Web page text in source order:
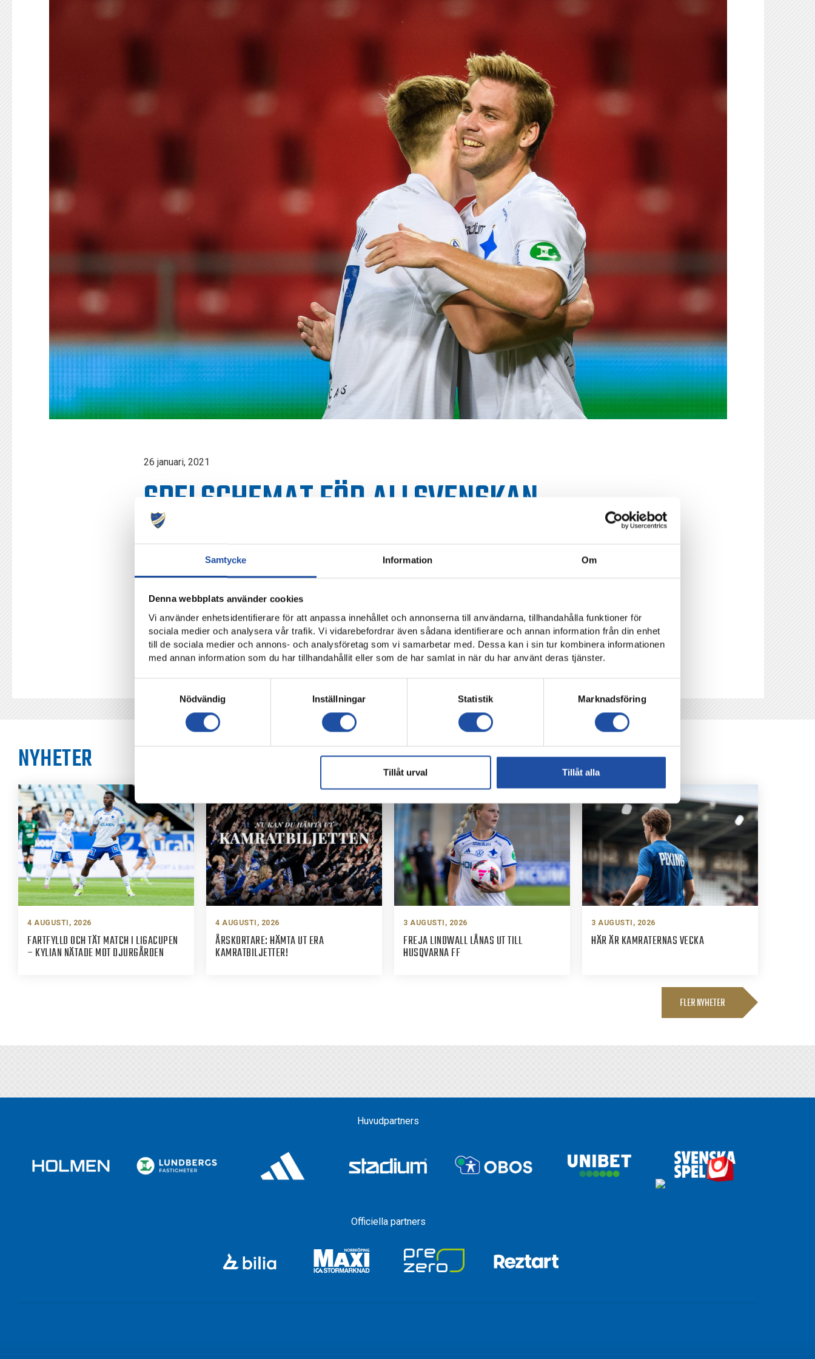
Samtycke Information Om
Denna webbplats använder cookies
Vi använder enhetsidentifierare för att anpassa innehållet och annonserna till användarna, tillhandahålla funktioner för
sociala medier och analysera vår trafik. Vi vidarebefordrar även sådana identifierare och annan information från din enhet
till de sociala medier och annons- och analysföretag som vi samarbetar med. Dessa kan i sin tur kombinera informationen
med annan information som du har tillhandahållit eller som de har samlat in när du har använt deras tjänster.
Nödvändig
Inställningar Statistik Marknadsföring
Tillåt urval Tillåt alla
26 januari, 2021
SPELSCHEMAT FÖR ALLSVENSKAN
OMGÅNG 1-8 FASTSTÄLLT
NYHETER
4 AUGUSTI, 2026
FARTFYLLD OCH TÄT MATCH I LIGACUPEN
– KYLIAN NÄTADE MOT DJURGÅRDEN
4 AUGUSTI, 2026
ÅRSKORTARE: HÄMTA UT ERA
KAMRATBILJETTER!
3 AUGUSTI, 2026
FREJA LINDWALL LÅNAS UT TILL
HUSQVARNA FF
3 AUGUSTI, 2026
HÄR ÄR KAMRATERNAS VECKA
FLER NYHETER
Huvudpartners
Officiella partners